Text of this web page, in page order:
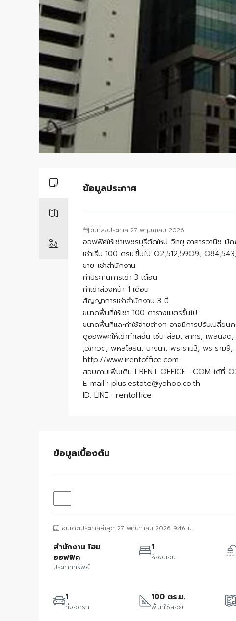
ข้อมูลประกาศ
วันที่ลงประกาศ 27 พฤษภาคม 2026
ออฟฟิศให้เช่าเพชรบุรีตัดใหม่ วิทยุ อาคารวานิช มั
เช่าเริ่ม 100 ตรม.ขึ้นไป O2,512,59O9,
ขาย-เช่าสำนักงาน
ค่าประกันการเช่า 3 เดือน
ค่าเช่าล่วงหน้า 1 เดือน
สัญญาการเช่าสำนักงาน 3 ปี
ขนาดพื้นที่ให้เช่า 100 ตารางเมตรขึ้นไป
ขนาดพื้นที่และค่าใช้จ่ายต่างๆ อาจมีการปรับเปลี่ย
ดูออฟฟิศให้เช่าทำเลอื่น เช่น สีลม, สาทร, เพลิน
,วิภาวดี, พหลโยธิน, บางนา, พระราม3, พระราม
http://www.irentoffice.com
สอบถามเพิ่มเติม I RENT OFFICE . COM ได้ที่
E-mail : plus.estate@yahoo.co.th
ID. LINE : rentoffice
ข้อมูลเบื้องต้น
อัปเดตประกาศล่าสุด 27 พฤษภาคม 2026 9:46 น.
สำนักงาน โฮม
ออฟฟิศ
ประเภททรัพย์
1
ห้องนอน
1
ที่จอดรถ
100 ตร.ม.
พื้นที่ใช้สอย